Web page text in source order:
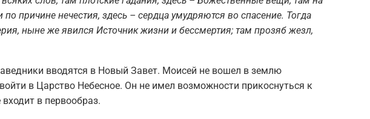
причине нечестия, здесь – сердца умудряются во спасение. Тогда
ныне же явился Источник жизни и бессмертия; там прозяб жезл,
вводятся в Новый Завет. Моисей не вошел в землю
в Царство Небесное. Он не имел возможности прикоснуться к
в первообраз.